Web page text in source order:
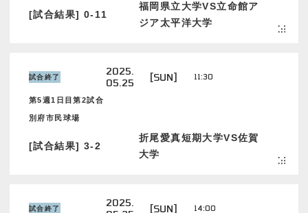
[試合結果] 0-11
福岡県立大学VS立命館ア
ジア太平洋大学
試合終了
2025.
05.25
[SUN] 11:30
第5週1日目第2試合
別府市民球場
[試合結果] 3-2
折尾愛真短期大学VS佐賀
大学
試合終了
2025.
[SUN] 14:00